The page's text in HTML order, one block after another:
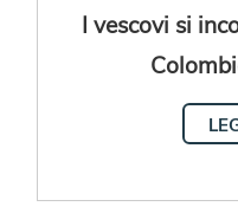
I vescovi si